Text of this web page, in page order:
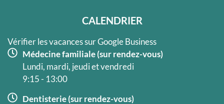
k
-
f
a
m
CALENDRIER
Vérifier les vacances sur Google Business
Médecine familiale (sur rendez-vous)
Lundi, mardi, jeudi et vendredi
9:15 - 13:00
Dentisterie (sur rendez-vous)